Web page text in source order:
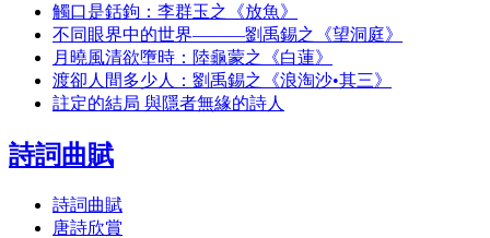
觸口是銛鉤：李群玉之《放魚》
不同眼界中的世界———劉禹錫之《望洞庭》
月曉風清欲墮時：陸龜蒙之《白蓮》
渡卻人間多少人：劉禹錫之《浪淘沙•其三》
註定的結局 與隱者無緣的詩人
詩詞曲賦
詩詞曲賦
唐詩欣賞